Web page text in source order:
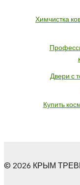
Химчистка
Двери с
Купить
© 2026 КРЫМ